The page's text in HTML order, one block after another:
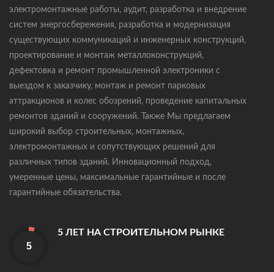
электромонтажные работы, аудит, разработка и внедрение
систем энергосбережения, разработка и модернизация
существующих коммуникаций и инженерных конструкций,
проектирование и монтаж металлоконструкций,
дефектовка и ремонт промышленной электроники с
выездом к заказчику, монтаж и ремонт парковых
аттракционов и колес обозрений, проведение капитальных
ремонтов зданий и сооружений. Также Мы предлагаем
широкий выбор строительных, монтажных,
электромонтажных и сопутствующих решений для
различных типов зданий. Инновационный подход,
умеренные цены, максимальные гарантийные и после
гарантийные обязательства.
5 ЛЕТ НА СТРОИТЕЛЬНОМ РЫНКЕ